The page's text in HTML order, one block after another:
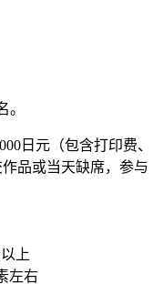
。
日元（包含打印费、
品或当天缺席，参与
上
左右